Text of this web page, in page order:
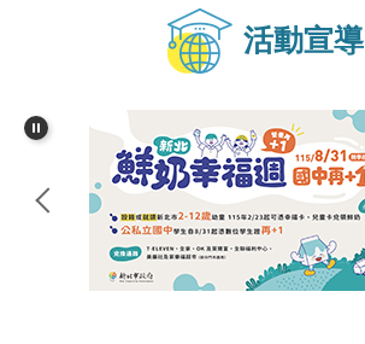
網路資源
活動宣導